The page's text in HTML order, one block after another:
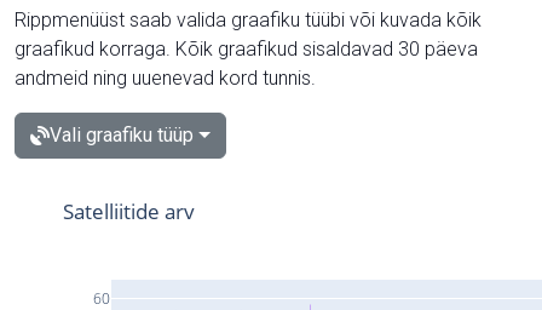
Rippmenüüst saab valida graafiku tüübi või kuvada kõik
graafikud korraga. Kõik graafikud sisaldavad 30 päeva
andmeid ning uuenevad kord tunnis.
Vali graafiku tüüp
60
Satelliitide arv